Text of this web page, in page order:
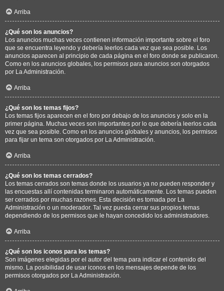
Arriba
¿Qué son los anuncios?
Los anuncios muchas veces contienen información importante sobre el foro
que se encuentra leyendo y debería leerlos cada vez que sea posible. Los
anuncios aparecen al principio de cada página en el foro donde se publicaron.
Como en los anuncios globales, los permisos para anuncios son otorgados
por La Administración.
Arriba
¿Qué son los temas fijos?
Los temas fijos aparecen en el foro por debajo de los anuncios y solo en la
primer página. Muchas veces son importantes por lo que debería leerlos cada
vez que sea posible. Como en los anuncios globales y anuncios, los permisos
para fijar un tema son otorgados por La Administración.
Arriba
¿Qué son los temas cerrados?
Los temas cerrados son temas donde los usuarios ya no pueden responder y
las encuestas allí contenidas terminaron automáticamente. Los temas pueden
ser cerrados por muchas razones. Esta decisión es tomada por La
Administración o un moderador. Tal vez pueda cerrar sus propios temas
dependiendo de los permisos que le hayan concedido los administradores.
Arriba
¿Qué son los iconos para los temas?
Son imágenes elegidas por el autor del tema para indicar el contenido del
mismo. La posibilidad de usar iconos en los mensajes depende de los
permisos otorgados por La Administración.